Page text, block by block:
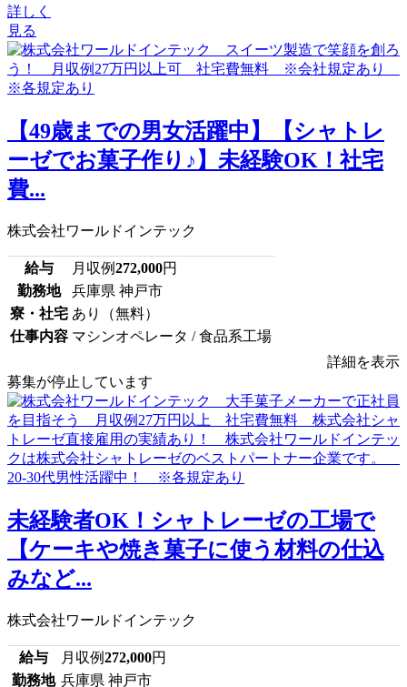
詳しく
見る
【49歳までの男女活躍中】【シャトレ
ーゼでお菓子作り♪】未経験OK！社宅
費...
株式会社ワールドインテック
給与 月収例272,000円
勤務地
兵庫県 神戸市
寮・社宅 あり（無料）
仕事内容 マシンオペレータ / 食品系工場
詳細を表示
募集が停止しています
未経験者OK！シャトレーゼの工場で
【ケーキや焼き菓子に使う材料の仕込
みなど...
株式会社ワールドインテック
給与 月収例272,000円
勤務地 兵庫県 神戸市